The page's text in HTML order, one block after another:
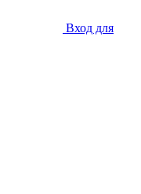
Вход для